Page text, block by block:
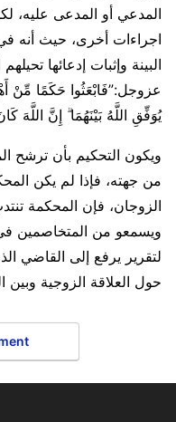
المدعي أو المدعى عليه،
اجراءات أخرى، حيث أنه
البينة وإثبات إدعائها
عزوجل:”فَابْعَثُوا حَكَمًا مِّنْ
يُوَفِّقِ اللَّهُ بَيْنَهُمَا ۗ إِنَّ اللَّهَ
ويكون التحكيم بأن ترشح
من جهته، فإذا لم يكن
الزوجان، فإن المحكمة
ويسمعو من المتخاصمين
لتقرير يرفع إلى القاضي
حول العلاقة الزوجية وبين